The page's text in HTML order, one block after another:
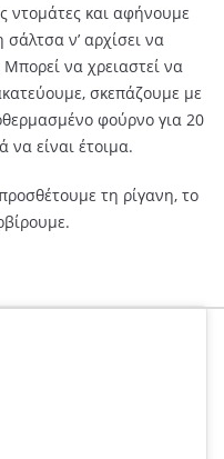
ντομάτες και αφήνουμε
ν’ αρχίσει να
Μπορεί να χρειαστεί να
σκεπάζουμε με
φούρνο για 20
να είναι έτοιμα.
τη ρίγανη, το